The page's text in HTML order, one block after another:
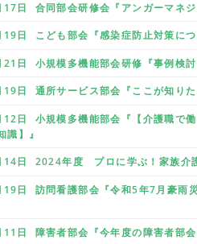
日 合同部会研修会『アンガーマネジ
日 こども部会『感染症防止対策につ
日 小規模多機能部会研修『事例検討
日 通所サービス部会『ここが知りた
日 小規模多機能部会『【介護職で
識】』
14日 2024年度 プロに学ぶ！家族介
日 訪問看護部会『令和5年7月豪雨
日 障害者部会『今年度の障害者部会